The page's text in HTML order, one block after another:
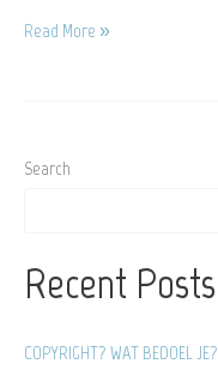
Idee
de
toeval
Read More »
Search
Recent Posts
COPYRIGHT? WAT BEDOEL JE?